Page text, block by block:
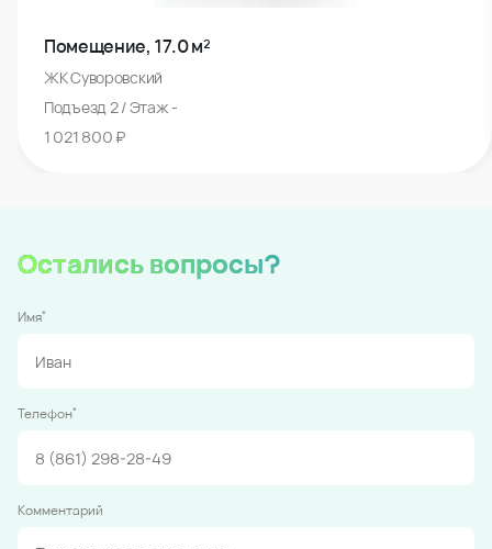
Помещение, 17.0 м²
ЖК Суворовский
Подъезд 2 / Этаж -
1 021 800 ₽
Остались вопросы?
Имя*
Телефон*
Комментарий